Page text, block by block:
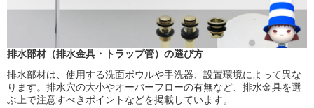
排水部材（排水金具・トラップ管）の選び方
排水部材は、使用する洗面ボウルや手洗器、設置環境によって異な
ります。排水穴の大小やオーバーフローの有無など、排水金具を選
ぶ上で注意すべきポイントなどを掲載しています。